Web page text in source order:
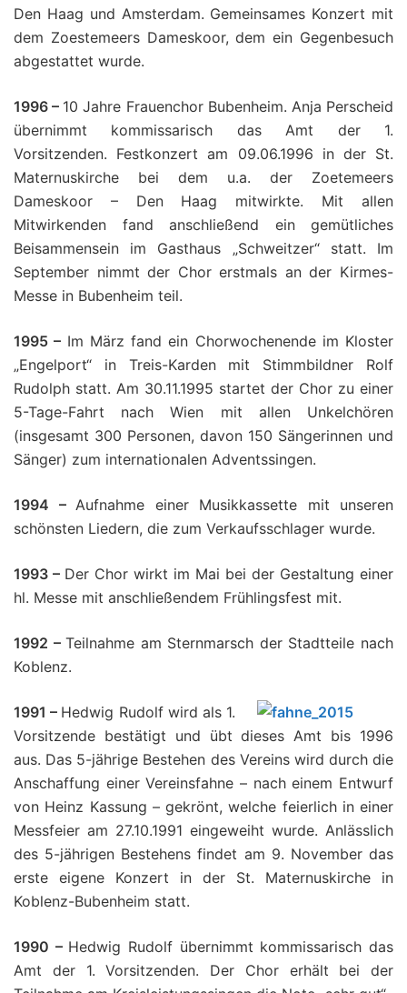
Den Haag und Amsterdam. Gemeinsames Konzert mit
dem Zoestemeers Dameskoor, dem ein Gegenbesuch
abgestattet wurde.
1996 – 10 Jahre Frauenchor Bubenheim. Anja Perscheid
übernimmt kommissarisch das Amt der 1.
Vorsitzenden. Festkonzert am 09.06.1996 in der St.
Maternuskirche bei dem u.a. der Zoetemeers
Dameskoor – Den Haag mitwirkte. Mit allen
Mitwirkenden fand anschließend ein gemütliches
Beisammensein im Gasthaus „Schweitzer“ statt. Im
September nimmt der Chor erstmals an der Kirmes-
Messe in Bubenheim teil.
1995 – Im März fand ein Chorwochenende im Kloster
„Engelport“ in Treis-Karden mit Stimmbildner Rolf
Rudolph statt. Am 30.11.1995 startet der Chor zu einer
5-Tage-Fahrt nach Wien mit allen Unkelchören
(insgesamt 300 Personen, davon 150 Sängerinnen und
Sänger) zum internationalen Adventssingen.
1994 – Aufnahme einer Musikkassette mit unseren
schönsten Liedern, die zum Verkaufsschlager wurde.
1993 – Der Chor wirkt im Mai bei der Gestaltung einer
hl. Messe mit anschließendem Frühlingsfest mit.
1992 –Teilnahme am Sternmarsch der Stadtteile nach
Koblenz.
1991 – Hedwig Rudolf wird als 1.
Vorsitzende bestätigt und übt dieses Amt bis 1996
aus. Das 5-jährige Bestehen des Vereins wird durch die
Anschaffung einer Vereinsfahne – nach einem Entwurf
von Heinz Kassung – gekrönt, welche feierlich in einer
Messfeier am 27.10.1991 eingeweiht wurde. Anlässlich
des 5-jährigen Bestehens findet am 9. November das
erste eigene Konzert in der St. Maternuskirche in
Koblenz-Bubenheim statt.
1990 – Hedwig Rudolf übernimmt kommissarisch das
Amt der 1. Vorsitzenden. Der Chor erhält bei der